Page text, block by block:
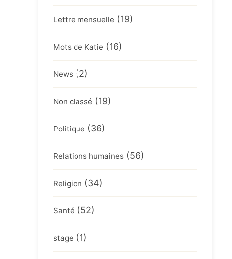
Lettre mensuelle (19)
Mots de Katie (16)
News (2)
Non classé (19)
Politique (36)
Relations humaines (56)
Religion (34)
Santé (52)
stage (1)